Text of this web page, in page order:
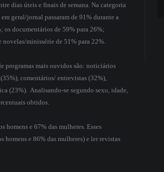
dias úteis e finais de semana. Na categoria
geral/jornal passaram de 91% durante a
os documentários de 59% para 26%;
minissérie de 51% para 22%.
programas mais ouvidos são: noticiários
comentários/ entrevistas (32%),
(23%). Analisando-se segundo sexo, idade,
obtidos.
homens e 67% das mulheres. Esses
homens e 86% das mulheres) e ler revistas